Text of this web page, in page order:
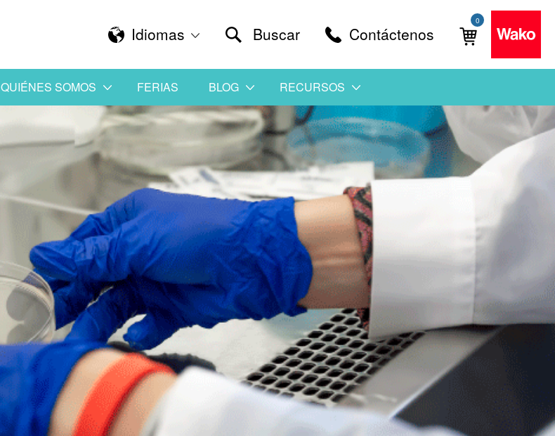
Idiomas Buscar Contáctenos
0
QUIÉNES SOMOS FERIAS BLOG RECURSOS